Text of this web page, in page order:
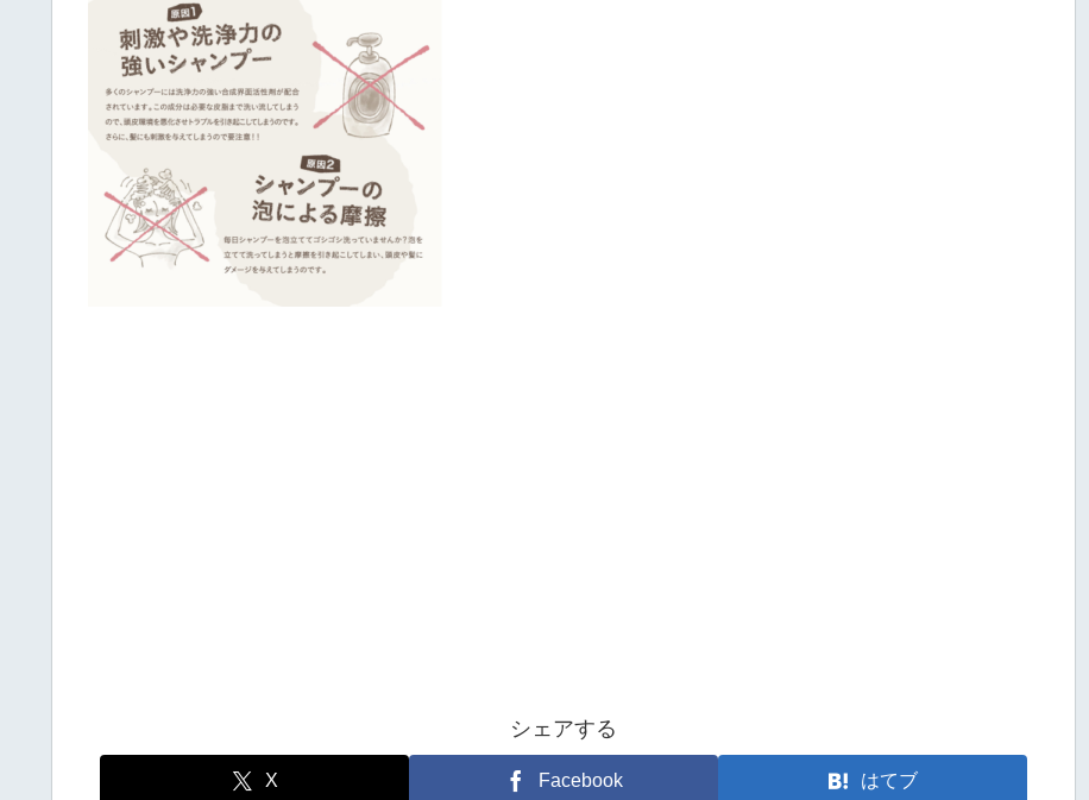
シェアする
X Facebook はてブ